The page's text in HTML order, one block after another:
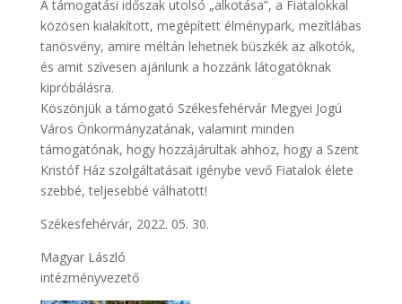
A támogatási időszak utolsó „alkotása”, a Fiatalokkal
közösen kialakított, megépített élménypark, mezítlábas
tanösvény, amire méltán lehetnek büszkék az alkotók,
és amit szívesen ajánlunk a hozzánk látogatóknak
kipróbálásra.
Köszönjük a támogató Székesfehérvár Megyei Jogú
Város Önkormányzatának, valamint minden
támogatónak, hogy hozzájárultak ahhoz, hogy a Szent
Kristóf Ház szolgáltatásait igénybe vevő Fiatalok élete
szebbé, teljesebbé válhatott!
Székesfehérvár, 2022. 05. 30.
Magyar László
intézményvezető